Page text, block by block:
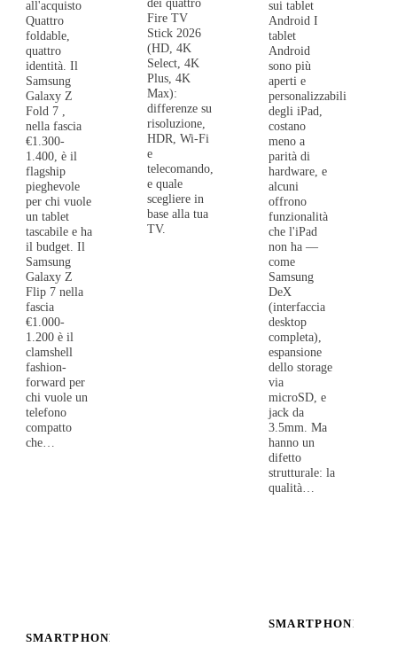
all'acquisto
Quattro
foldable,
quattro
identità. Il
Samsung
Galaxy Z
Fold 7 ,
nella fascia
€1.300-
1.400, è il
flagship
pieghevole
per chi vuole
un tablet
tascabile e ha
il budget. Il
Samsung
Galaxy Z
Flip 7 nella
fascia
€1.000-
1.200 è il
clamshell
fashion-
forward per
chi vuole un
telefono
compatto
che…
dei quattro
Fire TV
Stick 2026
(HD, 4K
Select, 4K
Plus, 4K
Max):
differenze su
risoluzione,
HDR, Wi-Fi
e
telecomando,
e quale
scegliere in
base alla tua
TV.
sui tablet
Android I
tablet
Android
sono più
aperti e
personalizzabili
degli iPad,
costano
meno a
parità di
hardware, e
alcuni
offrono
funzionalità
che l'iPad
non ha —
come
Samsung
DeX
(interfaccia
desktop
completa),
espansione
dello storage
via
microSD, e
jack da
3.5mm. Ma
hanno un
difetto
strutturale: la
qualità…
SMARTPHONE
SMARTPHONE